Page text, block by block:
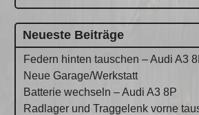
Neueste Beiträge
Federn hinten tauschen – Audi A3
Neue Garage/Werkstatt
Batterie wechseln – Audi A3 8P
Radlager und Traggelenk vorne